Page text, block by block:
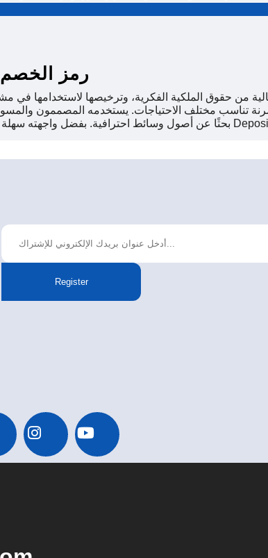
Depositphotos AE رمز الخصم
تناسب مختلف الاحتياجات. يستخدمه المصممون
Register